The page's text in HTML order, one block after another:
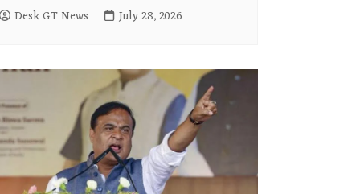
Desk GT News July 28, 2026